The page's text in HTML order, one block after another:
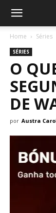
Home Séries
SÉRIES
O
DE
por Austra